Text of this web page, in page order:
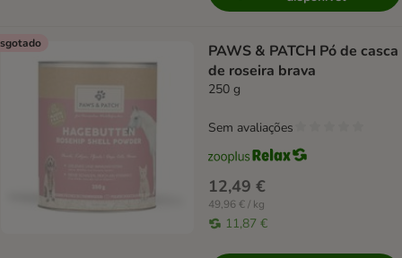
PAWS & PATCH Pó de casca
de roseira brava
250 g
12,49 €
49,96 € / kg
11,87 €
Sem avaliações